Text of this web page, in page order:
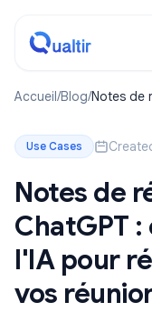
Accueil/Blog/Notes de
Use Cases
Notes de
ChatGPT
l'IA pour
vos